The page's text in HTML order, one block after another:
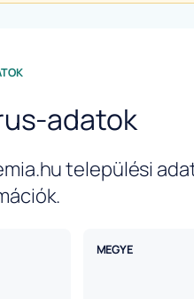
adatok
települési
MEGYE